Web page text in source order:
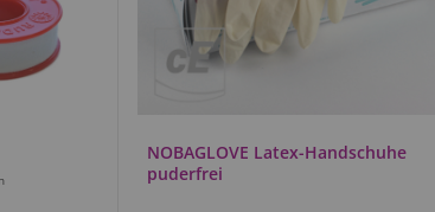
NOBAGLOVE Latex-Handschuhe
puderfrei